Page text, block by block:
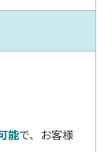
能で、お客様